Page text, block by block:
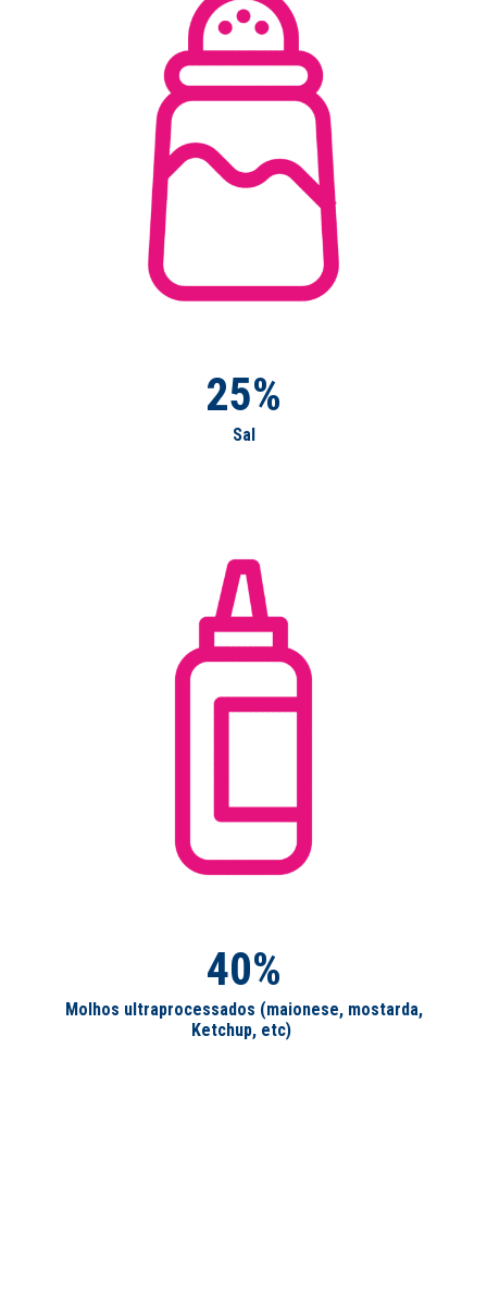
25%
Sal
40%
Molhos ultraprocessados (maionese, mostarda,
Ketchup, etc)